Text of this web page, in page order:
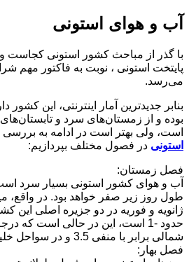
آب و هوای استونی
با گذر از مباحث کشور استونی کجاست و
پایتخت استونی ، نوبت به فاکتور مهم
می‌رسد.
بنابر جدیدترین آمار اینترنتی، این
بوده و از زمستان‌های سرد و تابستان‌های
است، ولی بهتر است در ادامه به
استونی در فصول مختلف بپردازیم:
فصل زمستان:
آب و هوای کشور استونی بسیار سرد
طول روز زیر صفر خواهد بود. در واقع،
ژانویه و فوریه در دو جزیره اصلی این
حدود -1 است، این در حالی است که
شمالی برابر با منفی 3.5 و در سواحل خلیج ریگا برابر با -4 است.
فصل بهار: